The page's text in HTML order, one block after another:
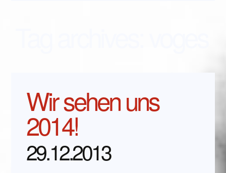
Wir sehen uns
2014!
29.12.2013